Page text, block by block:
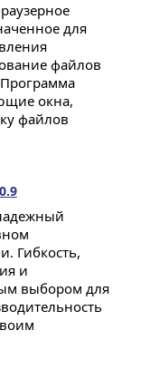
для
файлов
окна,
файлов
Гибкость,
и
выбором для